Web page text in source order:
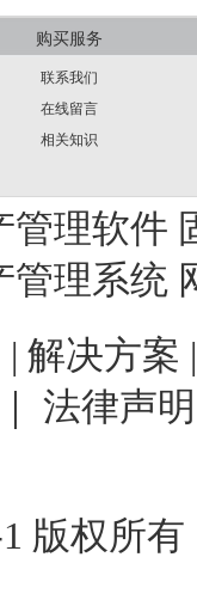
购买服务
联系我们
在线留言
相关知识
管理软件
管理系统
解决方案
法律声明
版权所